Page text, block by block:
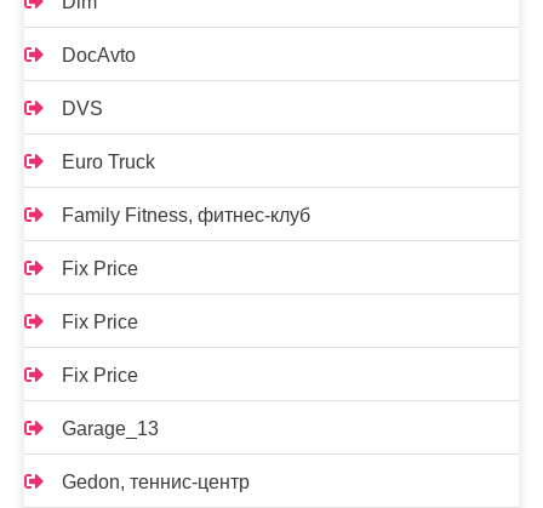
DocAvto
DVS
Euro Truck
Family Fitness, фитнес-клуб
Fix Price
Fix Price
Fix Price
Garage_13
Gedon, теннис-центр